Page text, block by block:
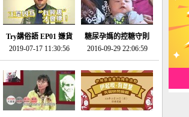
Try講俗語 EP01 嫌貨
才是買貨人
2019-07-17 11:30:56
糖尿孕媽的控糖守則
2016-09-29 22:06:59